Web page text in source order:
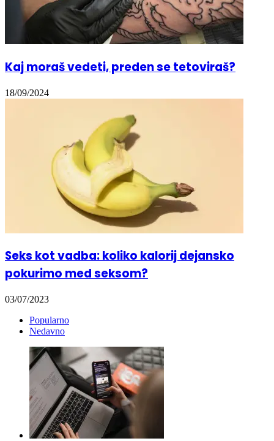
Kaj moraš vedeti, preden se tetoviraš?
18/09/2024
Seks kot vadba: koliko kalorij dejansko
pokurimo med seksom?
03/07/2023
Popularno
Nedavno